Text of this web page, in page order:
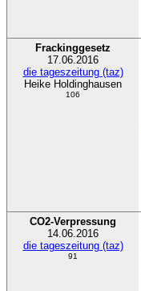
Frackinggesetz
17.06.2016
die tageszeitung (taz)
Heike Holdinghausen
106
CO2-Verpressung
14.06.2016
die tageszeitung (taz)
91